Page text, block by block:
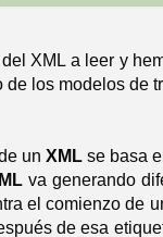
XML a leer y
los modelos de
un XML se basa
va generando
el comienzo de
de esa